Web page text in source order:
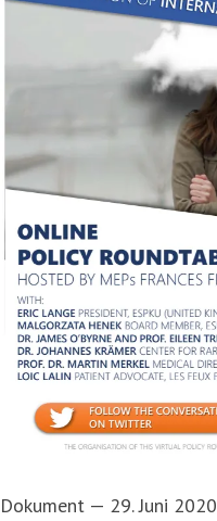
Dokument — 29. Juni 2020